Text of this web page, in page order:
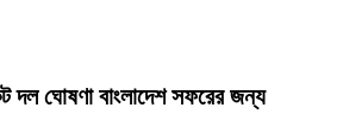
দল ঘোষণা বাংলাদেশ সফরের জন্য